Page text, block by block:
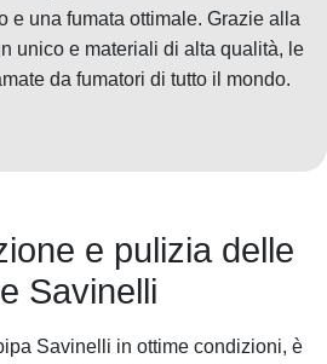
e una fumata ottimale. Grazie alla
unico e materiali di alta qualità, le
da fumatori di tutto il mondo.
e pulizia delle
Savinelli
Savinelli in ottime condizioni, è